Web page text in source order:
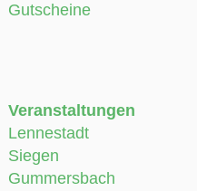
Gutscheine
Veranstaltungen
Lennestadt
Siegen
Gummersbach